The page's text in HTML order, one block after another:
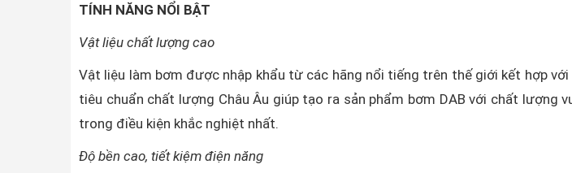
TÍNH NĂNG NỔI BẬT
Vật liệu chất lượng cao
Vật liệu làm bơm được nhập khẩu từ các hãng nổi tiếng trên thế giới kết hợp
tiêu chuẩn chất lượng Châu Âu giúp tạo ra sản phẩm bơm DAB với chất
trong điều kiện khắc nghiệt nhất.
Độ bền cao, tiết kiệm điện năng